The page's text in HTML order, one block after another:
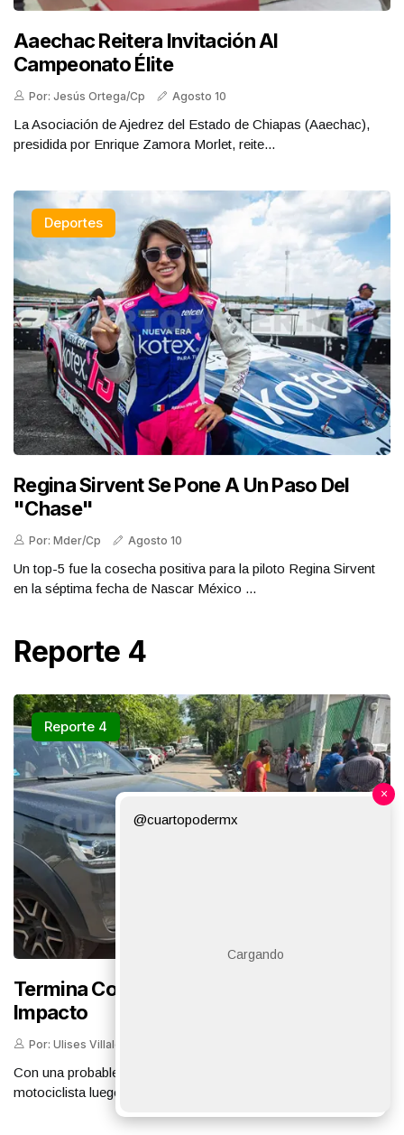
Aaechac Reitera Invitación Al
Campeonato Élite
Por: Jesús Ortega/Cp Agosto 10
La Asociación de Ajedrez del Estado de Chiapas (Aaechac),
presidida por Enrique Zamora Morlet, reite...
Deportes
Regina Sirvent Se Pone A Un Paso Del
"Chase"
Por: Mder/Cp Agosto 10
Un top-5 fue la cosecha positiva para la piloto Regina Sirvent
en la séptima fecha de Nascar México ...
Reporte 4
Reporte 4
Termina Con Fractura Expuesta Tras
Impacto
Por: Ulises Villalobos / Cp
Con una probable fractura expuesta resultó un joven
motociclista luego de ser impactado por una cami...
×
@cuartopodermx